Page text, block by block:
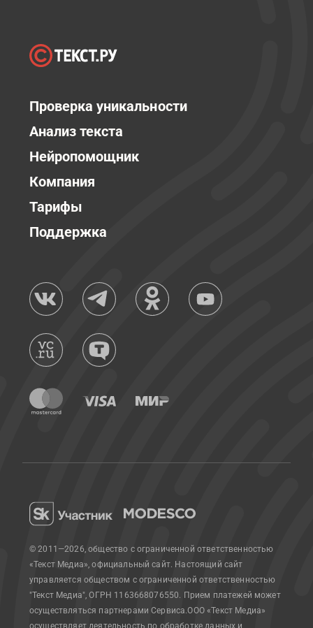
Проверка уникальности
Анализ текста
Нейропомощник
Компания
Тарифы
Поддержка
© 2011—2026, общество с ограниченной ответственностью
«Текст Медиа», официальный сайт. Настоящий сайт
управляется обществом с ограниченной ответственностью
"Текст Медиа", ОГРН 1163668076550. Прием платежей может
осуществляться партнерами Сервиса.ООО «Текст Медиа»
осуществляет деятельность по обработке данных и